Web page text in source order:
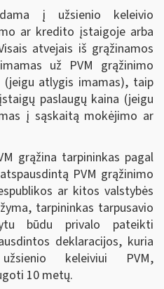
į užsienio keleivio
ar kredito įstaigoje arba
atvejais iš grąžinamos
už PVM grąžinimo
(jeigu atlygis imamas), taip
paslaugų kaina (jeigu
į sąskaitą mokėjimo ar
grąžina tarpininkas pagal
PVM grąžinimo
ar kitos valstybės
tarpininkas tarpusavio
būdu privalo pateikti
deklaracijos, kuria
keleiviui PVM,
10 metų.